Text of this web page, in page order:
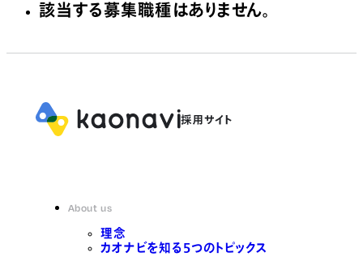
該当する募集職種はありません。
About us
理念
カオナビを知る5つのトピックス